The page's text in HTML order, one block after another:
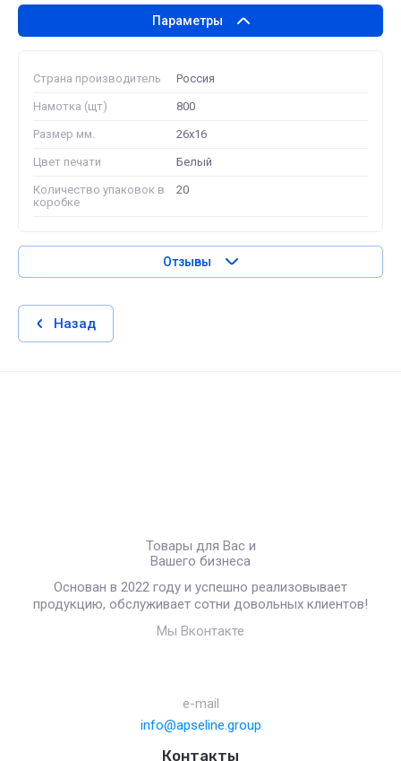
Параметры
Страна производитель Россия
Намотка (щт) 800
Размер мм. 26х16
Цвет печати Белый
Количество упаковок в
коробке
20
Отзывы
Назад
Товары для Вас и
Вашего бизнеса
Основан в 2022 году и успешно реализовывает
продукцию, обслуживает сотни довольных клиентов!
Мы Вконтакте
e-mail
info@apseline.group
Контакты